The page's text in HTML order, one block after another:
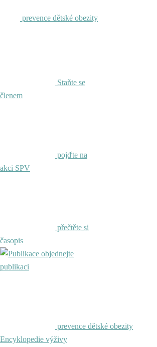
prevence dětské obezity
Staňte se
členem
pojďte na
akci SPV
přečtěte si
časopis
objednejte
publikaci
prevence dětské obezity
Encyklopedie výživy